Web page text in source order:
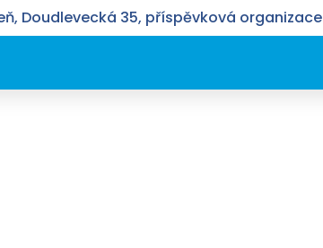
Doudlevecká 35, příspěvková organizace